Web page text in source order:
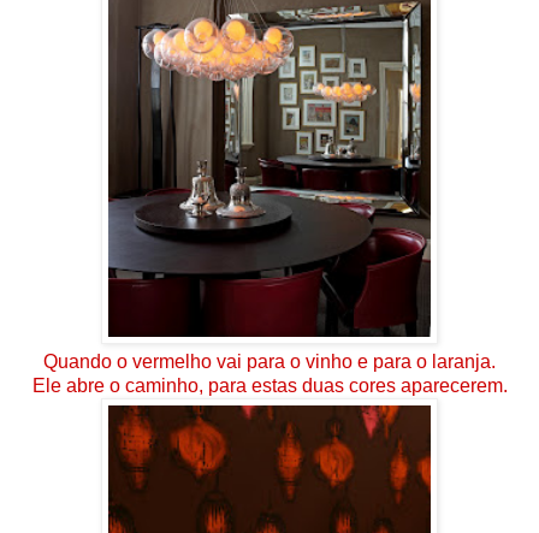
Quando o vermelho vai para o vinho e para o laranja.
Ele abre o caminho, para estas duas cores aparecerem.